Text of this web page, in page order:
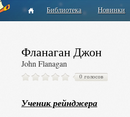
Библиотека Новинки
Фланаган Джон
John Flanagan
0 голосов
Ученик рейнджера